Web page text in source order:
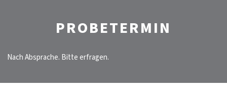
PROBETERMIN
Nach Absprache. Bitte erfragen.